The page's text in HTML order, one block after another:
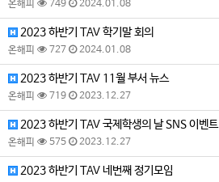
온해피 749 2024.01.08
2023 하반기 TAV 학기말 회의
온해피 727 2024.01.08
2023 하반기 TAV 11월 부서 뉴스
온해피 719 2023.12.27
2023 하반기 TAV 국제학생의 날 SNS 이벤트
온해피 575 2023.12.27
2023 하반기 TAV 네번째 정기모임